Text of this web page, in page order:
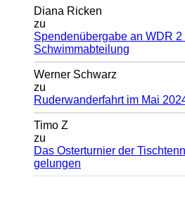
Diana Ricken
zu
Spendenübergabe an WDR
Schwimmabteilung
Werner Schwarz
zu
Ruderwanderfahrt im Mai
Timo Z
zu
Das Osterturnier der
gelungen